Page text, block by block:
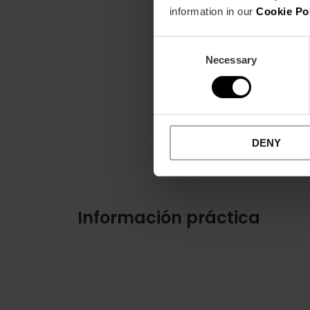
information in our Cookie
Necessary
DENY
Información práctica